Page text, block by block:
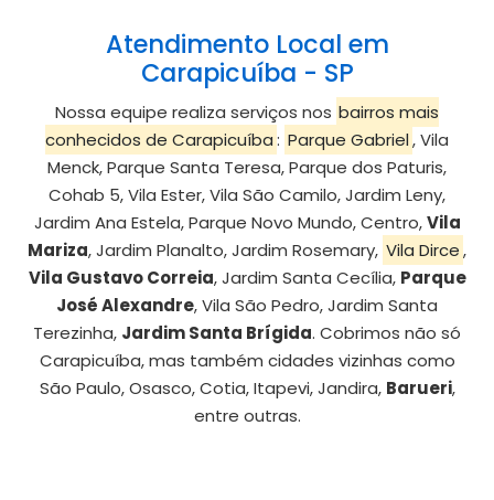
Atendimento Local em
Carapicuíba - SP
Nossa equipe realiza serviços nos bairros mais
conhecidos de Carapicuíba: Parque Gabriel, Vila
Menck, Parque Santa Teresa, Parque dos Paturis,
Cohab 5, Vila Ester, Vila São Camilo, Jardim Leny,
Jardim Ana Estela, Parque Novo Mundo, Centro,Vila
Mariza, Jardim Planalto, Jardim Rosemary, Vila Dirce,
Vila Gustavo Correia, Jardim Santa Cecília, Parque
José Alexandre, Vila São Pedro, Jardim Santa
Terezinha, Jardim Santa Brígida. Cobrimos não só
Carapicuíba, mas também cidades vizinhas como
São Paulo, Osasco, Cotia, Itapevi, Jandira, Barueri,
entre outras.